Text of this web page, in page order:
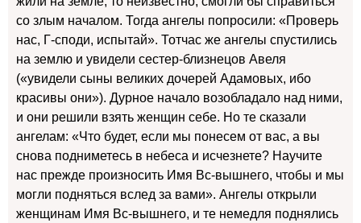
со злым началом. Тогда ангелы попросили: «Проверь
нас, Г-споди, испытай». Тотчас же ангелы спустились
на землю и увидели сестер-близнецов Авеля
(«увидели сыны великих дочерей Адамовых, ибо
красивы они»). Дурное начало возобладало над ними,
и они решили взять женщин себе. Но те сказали
ангелам: «Что будет, если мы понесем от вас, а вы
снова подниметесь в небеса и исчезнете? Научите
нас прежде произносить Имя Вс-вышнего, чтобы и мы
могли подняться вслед за вами». Ангелы открыли
женщинам Имя Вс-вышнего, и те немедля поднялись